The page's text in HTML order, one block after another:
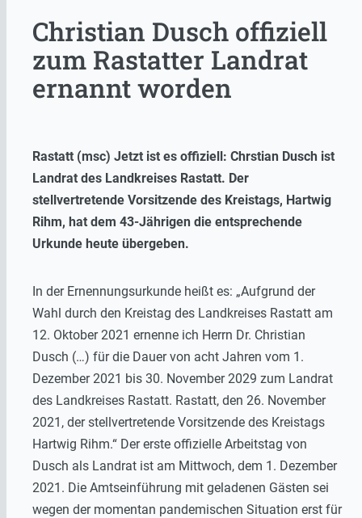
Christian Dusch offiziell
zum Rastatter Landrat
ernannt worden
Rastatt (msc) Jetzt ist es offiziell: Chrstian Dusch ist
Landrat des Landkreises Rastatt. Der
stellvertretende Vorsitzende des Kreistags, Hartwig
Rihm, hat dem 43-Jährigen die entsprechende
Urkunde heute übergeben.
In der Ernennungsurkunde heißt es: „Aufgrund der
Wahl durch den Kreistag des Landkreises Rastatt am
12. Oktober 2021 ernenne ich Herrn Dr. Christian
Dusch (…) für die Dauer von acht Jahren vom 1.
Dezember 2021 bis 30. November 2029 zum Landrat
des Landkreises Rastatt. Rastatt, den 26. November
2021, der stellvertretende Vorsitzende des Kreistags
Hartwig Rihm.“ Der erste offizielle Arbeitstag von
Dusch als Landrat ist am Mittwoch, dem 1. Dezember
2021. Die Amtseinführung mit geladenen Gästen sei
wegen der momentan pandemischen Situation erst für